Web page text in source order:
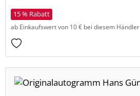
15 % Rabatt
ab Einkaufswert von 10 € bei diesem Händler